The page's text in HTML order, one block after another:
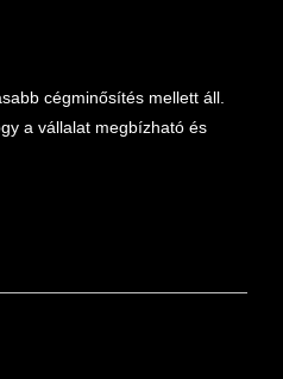
cégminősítés mellett áll.
a vállalat megbízható és